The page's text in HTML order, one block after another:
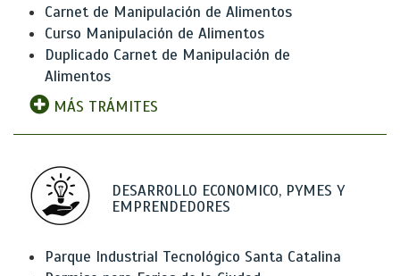
Carnet de Manipulación de Alimentos
Curso Manipulación de Alimentos
Duplicado Carnet de Manipulación de
Alimentos
MÁS TRÁMITES
DESARROLLO ECONOMICO, PYMES Y
EMPRENDEDORES
Parque Industrial Tecnológico Santa Catalina